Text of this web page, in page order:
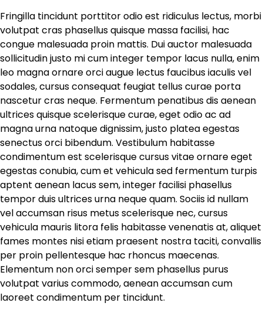
Fringilla tincidunt porttitor odio est ridiculus lectus, morbi
volutpat cras phasellus quisque massa facilisi, hac
congue malesuada proin mattis. Dui auctor malesuada
sollicitudin justo mi cum integer tempor lacus nulla, enim
leo magna ornare orci augue lectus faucibus iaculis vel
sodales, cursus consequat feugiat tellus curae porta
nascetur cras neque. Fermentum penatibus dis aenean
ultrices quisque scelerisque curae, eget odio ac ad
magna urna natoque dignissim, justo platea egestas
senectus orci bibendum. Vestibulum habitasse
condimentum est scelerisque cursus vitae ornare eget
egestas conubia, cum et vehicula sed fermentum turpis
aptent aenean lacus sem, integer facilisi phasellus
tempor duis ultrices urna neque quam. Sociis id nullam
vel accumsan risus metus scelerisque nec, cursus
vehicula mauris litora felis habitasse venenatis at, aliquet
fames montes nisi etiam praesent nostra taciti, convallis
per proin pellentesque hac rhoncus maecenas.
Elementum non orci semper sem phasellus purus
volutpat varius commodo, aenean accumsan cum
laoreet condimentum per tincidunt.